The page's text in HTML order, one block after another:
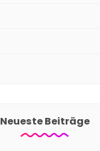
Neueste Beiträge